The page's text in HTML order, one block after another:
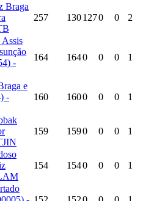
Braga
257 1301270 0 2
Assis
-
164 1640 0 0 1
e
-
160 1600 0 0 1
159 1590 0 0 1
154 1540 0 0 1